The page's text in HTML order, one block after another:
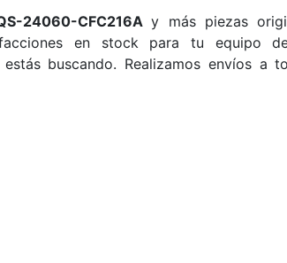
24060-CFC216Ay más piezas
en stock para tu equipo
buscando. Realizamos envíos a